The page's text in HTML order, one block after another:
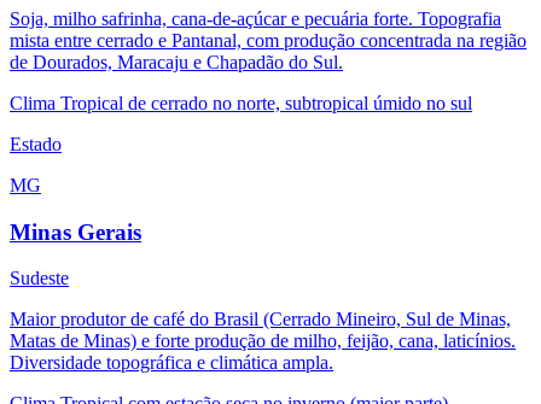
Soja, milho safrinha, cana-de-açúcar e pecuária forte. Topografia
mista entre cerrado e Pantanal, com produção concentrada na região
de Dourados, Maracaju e Chapadão do Sul.
Clima Tropical de cerrado no norte, subtropical úmido no sul
Estado
MG
Minas Gerais
Sudeste
Maior produtor de café do Brasil (Cerrado Mineiro, Sul de Minas,
Matas de Minas) e forte produção de milho, feijão, cana, laticínios.
Diversidade topográfica e climática ampla.